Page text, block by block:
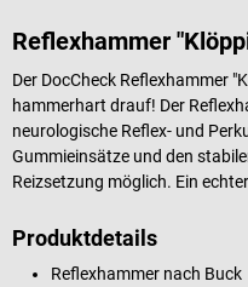
Reflexhammer
Der DocCheck Reflexhammer
hammerhart drauf! Der
neurologische Reflex- und
Gummieinsätze und den
Reizsetzung möglich. Ein
Produktdetails
Reflexhammer nach Buck